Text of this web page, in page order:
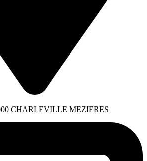
CHARLEVILLE MEZIERES